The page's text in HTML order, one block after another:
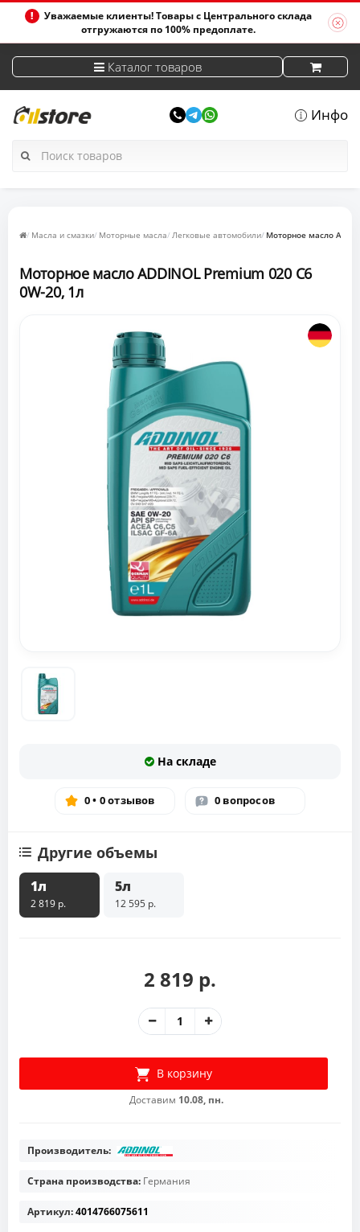
Уважаемые клиенты! Товары с Центрального склада
отгружаются по 100% предоплате.
Каталог товаров
Инфо
Масла и смазки Моторные масла Легковые автомобили Моторное масло
Моторное масло ADDINOL Premium 020 C6
0W-20, 1л
На складе
0 • 0 отзывов 0 вопросов
Другие объемы
1л
2 819 р.
5л
12 595 р.
2 819 р.
В корзину
Доставим 10.08, пн.
Производитель:
Страна производства: Германия
Артикул:4014766075611